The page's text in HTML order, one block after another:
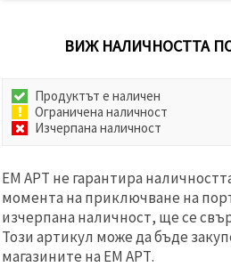
ВИЖ НАЛИЧНОСТТА
Продуктът е наличен
Ограничена наличност
Изчерпана наличност
ЕМ АРТ не гарантира
момента на приключване на
изчерпана наличност, ще се
Този артикул може да бъде
магазините на ЕМ АРТ.